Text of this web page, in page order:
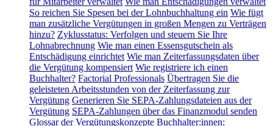
So reichen Sie Spesen bei der Lohnbuchhaltung ein Wie fügt
man zusätzliche Vergütungen in großen Mengen zu Verträgen
hinzu? Zyklusstatus: Verfolgen und steuern Sie Ihre
Lohnabrechnung Wie man einen Essensgutschein als
Entschädigung einrichtet Wie man Zeiterfassungsdaten über
die Vergütung kompensiert Wie registriere ich einen
Buchhalter? Factorial Professionals Übertragen Sie die
geleisteten Arbeitsstunden von der Zeiterfassung zur
Vergütung Generieren Sie SEPA-Zahlungsdateien aus der
Vergütung SEPA-Zahlungen über das Finanzmodul senden
Glossar der Vergütungskonzepte Buchhalter:innen: